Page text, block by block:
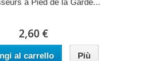
à Pied de la Garde...
2,60 €
al carrello Più